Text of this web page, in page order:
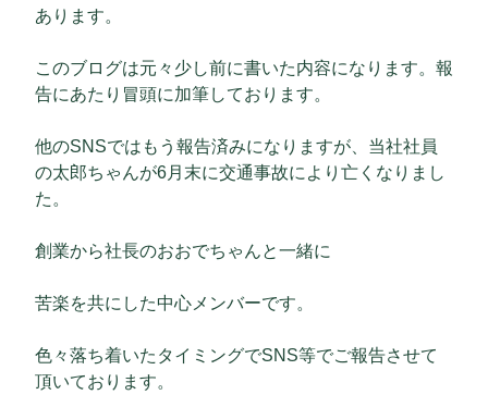
あります。
このブログは元々少し前に書いた内容になります。報
告にあたり冒頭に加筆しております。
他のSNSではもう報告済みになりますが、当社社員
の太郎ちゃんが6月末に交通事故により亡くなりまし
た。
創業から社長のおおでちゃんと一緒に
苦楽を共にした中心メンバーです。
色々落ち着いたタイミングでSNS等でご報告させて
頂いております。